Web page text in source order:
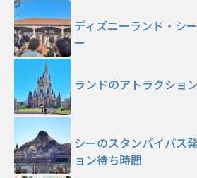
ディズニーランド・シ
ー
ランドのアトラクショ
シーのスタンパイパス
ョン待ち時間